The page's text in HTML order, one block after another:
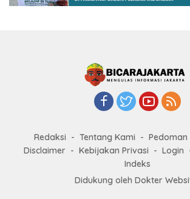
Redaksi Tentang Kami
Pedoman
Disclaimer
Kebijakan Privasi Login
Indeks
Didukung oleh Dokter